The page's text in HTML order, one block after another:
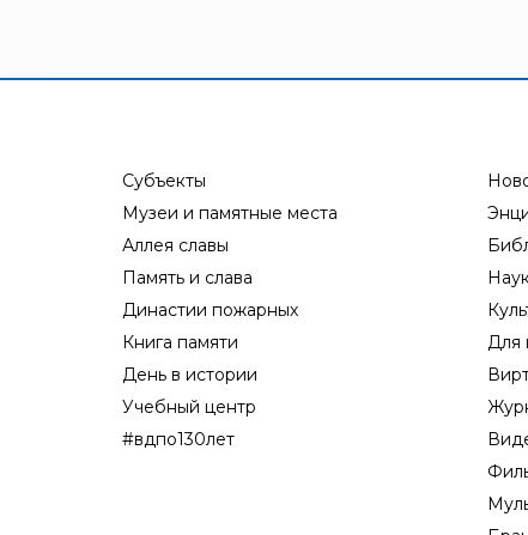
Субъекты
Музеи и памятные места
Аллея славы
Память и слава
Династии пожарных
Книга памяти
День в истории
Учебный центр
#вдпо130лет
Для